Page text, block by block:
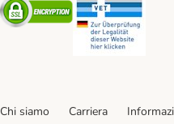
Chi siamo Carriera